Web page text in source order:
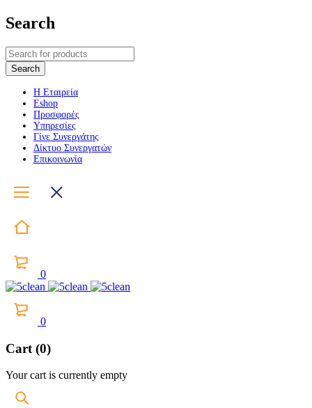
Search
Η Εταιρεία
Eshop
Προσφορές
Υπηρεσίες
Γίνε Συνεργάτης
Δίκτυο Συνεργατών
Επικοινωνία
0
0
Cart (0)
Your cart is currently empty